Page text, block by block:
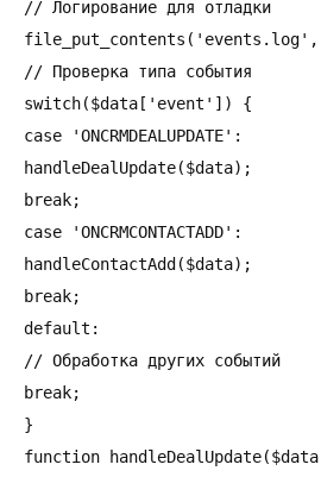
// Логирование для отладки
// Проверка типа события
switch($data['event']) {
case 'ONCRMDEALUPDATE':
handleDealUpdate($data);
break;
case 'ONCRMCONTACTADD':
handleContactAdd($data);
break;
default:
// Обработка других событий
break;
}
function